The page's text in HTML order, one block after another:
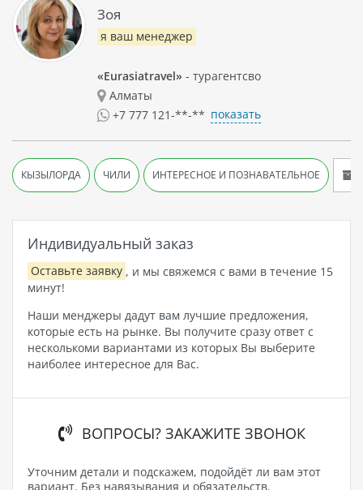
Индивидуальный заказ
Оставьте заявку , и мы свяжемся с вами в течение 15
минут!
Наши менджеры дадут вам лучшие предложения,
которые есть на рынке. Вы получите сразу ответ с
несколькоми вариантами из которых Вы выберите
наиболее интересное для Вас.
ВОПРОСЫ? ЗАКАЖИТЕ ЗВОНОК
Уточним детали и подскажем, подойдёт ли вам этот
вариант. Без навязывания и обязательств.
Зоя
я ваш менеджер
«Eurasiatravel» - турагентсво
Алматы
+7 777 121-**-** показать
КЫЗЫЛОРДА ЧИЛИ ИНТЕРЕСНОЕ И ПОЗНАВАТЕЛЬНОЕ